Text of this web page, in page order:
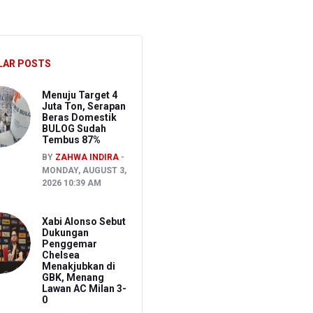
POSTS
Menuju Target 4
Juta Ton, Serapan
Beras Domestik
BULOG Sudah
Tembus 87%
BY ZAHWA INDIRA
MONDAY, AUGUST 3,
2026 10:39 AM
Xabi Alonso Sebut
Dukungan
Penggemar
Chelsea
Menakjubkan di
GBK, Menang
Lawan AC Milan 3-
0